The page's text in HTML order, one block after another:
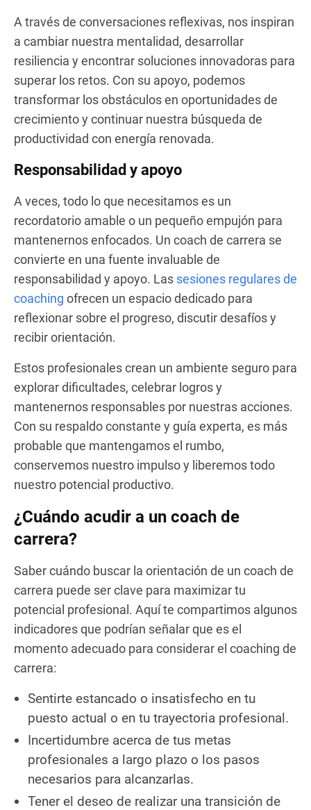
A través de conversaciones reflexivas, nos inspiran
a cambiar nuestra mentalidad, desarrollar
resiliencia y encontrar soluciones innovadoras para
superar los retos. Con su apoyo, podemos
transformar los obstáculos en oportunidades de
crecimiento y continuar nuestra búsqueda de
productividad con energía renovada.
Responsabilidad y apoyo
A veces, todo lo que necesitamos es un
recordatorio amable o un pequeño empujón para
mantenernos enfocados. Un coach de carrera se
convierte en una fuente invaluable de
responsabilidad y apoyo. Las sesiones regulares de
coaching ofrecen un espacio dedicado para
reflexionar sobre el progreso, discutir desafíos y
recibir orientación.
Estos profesionales crean un ambiente seguro para
explorar dificultades, celebrar logros y
mantenernos responsables por nuestras acciones.
Con su respaldo constante y guía experta, es más
probable que mantengamos el rumbo,
conservemos nuestro impulso y liberemos todo
nuestro potencial productivo.
¿Cuándo acudir a un coach de
carrera?
Saber cuándo buscar la orientación de un coach de
carrera puede ser clave para maximizar tu
potencial profesional. Aquí te compartimos algunos
indicadores que podrían señalar que es el
momento adecuado para considerar el coaching de
carrera:
Sentirte estancado o insatisfecho en tu
puesto actual o en tu trayectoria profesional.
Incertidumbre acerca de tus metas
profesionales a largo plazo o los pasos
necesarios para alcanzarlas.
Tener el deseo de realizar una transición de